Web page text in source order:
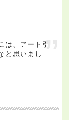
は、アート引
と思いまし